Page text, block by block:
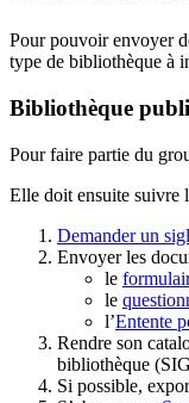
Pour pouvoir envoyer
type de bibliothèque à
Bibliothèque
Pour faire partie du
Elle doit ensuite suivre
Demander un
Envoyer les
le
le
l’Entente
Rendre son
bibliothèque
Si possible,